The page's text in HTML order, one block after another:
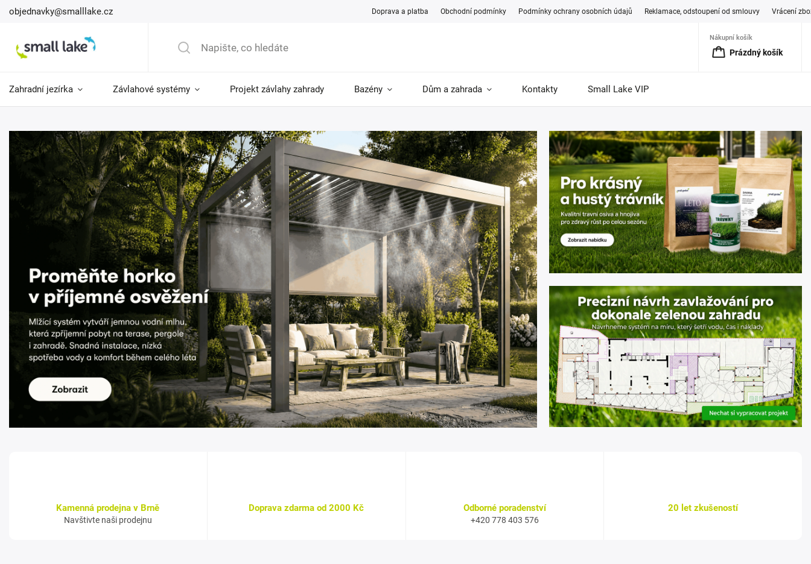
objednavky@smalllake.cz Doprava a platba Obchodní podmínky Podmínky ochrany osobních údajů Reklamace, odstoupení od smlouvy Vrácení
Nákupní košík
Prázdný košík
Zahradní jezírka Závlahové systémy Projekt závlahy zahrady Bazény Dům a zahrada Kontakty Small Lake VIP
Kamenná prodejna v Brně
Navštivte naši prodejnu
Doprava zdarma od 2000 Kč Odborné poradenství
+420 778 403 576
20 let zkušeností